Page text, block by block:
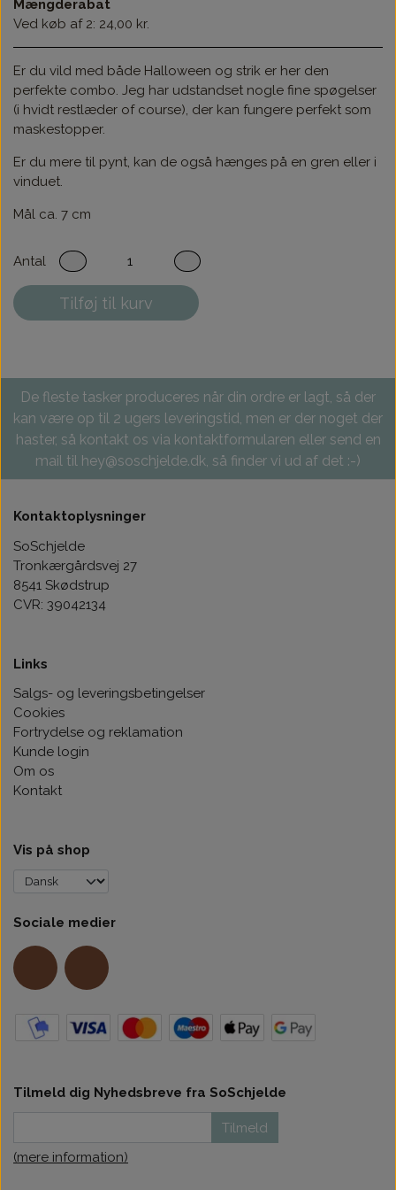
Mængderabat
Ved køb af 2: 24,00 kr.
Er du vild med både Halloween og strik er her den
perfekte combo. Jeg har udstandset nogle fine spøgelser
(i hvidt restlæder of course), der kan fungere perfekt som
maskestopper.
Er du mere til pynt, kan de også hænges på en gren eller i
vinduet.
Mål ca. 7 cm
Antal
Tilføj til kurv
De fleste tasker produceres når din ordre er lagt, så der
kan være op til 2 ugers leveringstid, men er der noget der
haster, så kontakt os via kontaktformularen eller send en
mail til hey@soschjelde.dk, så finder vi ud af det :-)
Kontaktoplysninger
SoSchjelde
Tronkærgårdsvej 27
8541 Skødstrup
CVR: 39042134
Links
Salgs- og leveringsbetingelser
Cookies
Fortrydelse og reklamation
Kunde login
Om os
Kontakt
Vis på shop
Sociale medier
Tilmeld dig Nyhedsbreve fra SoSchjelde
Tilmeld
(mere information)